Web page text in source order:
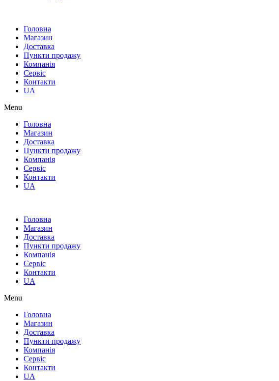
Головна
Магазин
Доставка
Пункти продажу
Компанія
Сервіс
Контакти
UA
Menu
Головна
Магазин
Доставка
Пункти продажу
Компанія
Сервіс
Контакти
UA
Головна
Магазин
Доставка
Пункти продажу
Компанія
Сервіс
Контакти
UA
Menu
Головна
Магазин
Доставка
Пункти продажу
Компанія
Сервіс
Контакти
UA